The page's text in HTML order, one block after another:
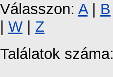
Válasszon: A| B
W
Z
Találatok száma: